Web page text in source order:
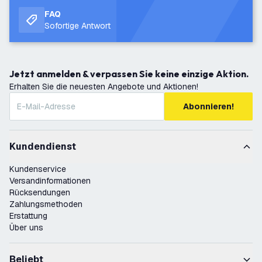
FAQ
Sofortige Antwort
Jetzt anmelden & verpassen Sie keine einzige Aktion.
Erhalten Sie die neuesten Angebote und Aktionen!
Abonnieren!
Kundendienst
Kundenservice
Versandinformationen
Rücksendungen
Zahlungsmethoden
Erstattung
Über uns
Beliebt